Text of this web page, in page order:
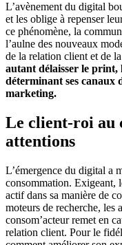
L’avènement du digital
et les oblige à repenser
ce phénomène, la
l’aulne des nouveaux
de la relation client et de
autant délaisser le print,
déterminant ses canaux
marketing.
Le client-roi au
attentions
L’émergence du digital a
consommation. Exigeant,
actif dans sa manière de
moteurs de recherche,
consom’acteur remet en
relation client. Pour le